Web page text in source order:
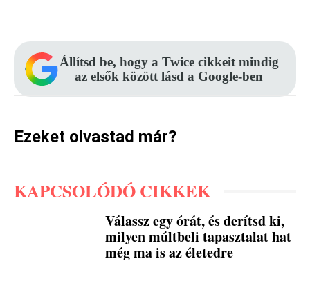
Állítsd be, hogy a Twice cikkeit mindig
az elsők között lásd a Google-ben
Ezeket olvastad már?
KAPCSOLÓDÓ CIKKEK
Válassz egy órát, és derítsd ki,
milyen múltbeli tapasztalat hat
még ma is az életedre